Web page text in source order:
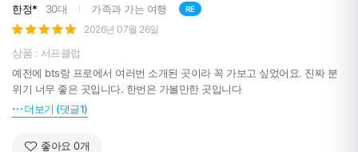
한정* 30대 가족과 가는 여행 RE
2026년 07월 26일
상품 : 서프클럽
예전에 bts랑 프로에서 여러번 소개된 곳이라 꼭 가보고 싶었어요. 진짜 분
위기 너무 좋은 곳입니다. 한번은 가볼만한 곳입니다
더보기 (댓글1)
좋아요 0개